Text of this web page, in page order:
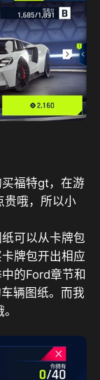
福特gt，在游
贵哦，所以小
可以从卡牌包
牌包开出相应
的Ford章节和
辆图纸。而我